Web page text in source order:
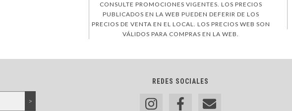
CONSULTE PROMOCIONES VIGENTES. LOS PRECIOS
PUBLICADOS EN LA WEB PUEDEN DEFERIR DE LOS
PRECIOS DE VENTA EN EL LOCAL. LOS PRECIOS WEB SON
VÁLIDOS PARA COMPRAS EN LA WEB.
REDES SOCIALES